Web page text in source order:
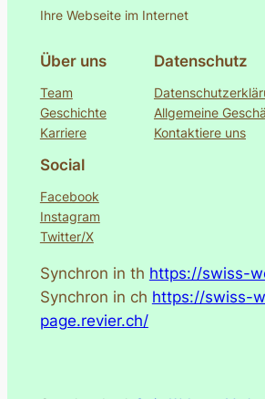
Ihre Webseite im Internet
Über uns
Team
Geschichte
Karriere
Datenschutz
Allgemeine
Kontaktiere uns
Social
Facebook
Instagram
Twitter/X
Synchron in th https://swiss-
Synchron in ch https://swiss-
page.revier.ch/